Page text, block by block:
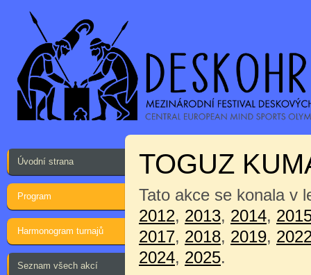
Úvodní strana
Program
Harmonogram turnajů
Seznam všech akcí
TOGUZ
Tato akce se konala v
2012, 2013, 2014,
2017, 2018, 2019,
2024, 2025.